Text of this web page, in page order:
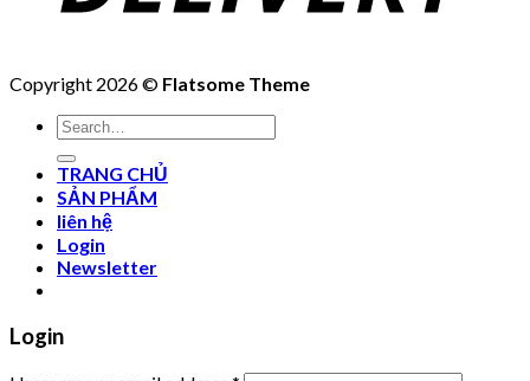
Copyright 2026 © Flatsome Theme
Search
for:
TRANG CHỦ
SẢN PHẨM
liên hệ
Login
Newsletter
Login